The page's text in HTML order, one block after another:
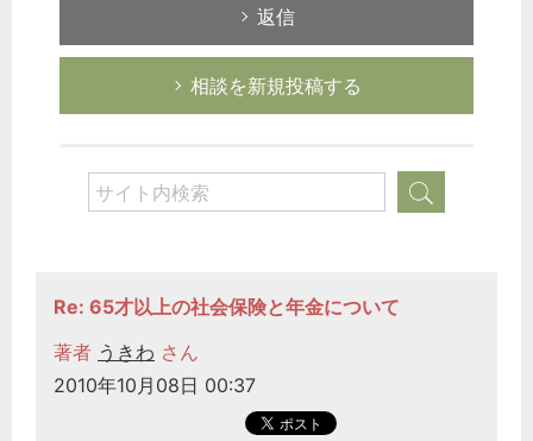
返信
相談を新規投稿する
Re: 65才以上の社会保険と年金について
著者 うきわ さん
2010年10月08日 00:37